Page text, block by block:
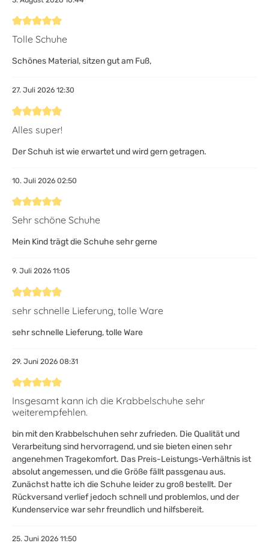
Bewertung mit 5 von 5 Sternen
Tolle Schuhe
Schönes Material, sitzen gut am Fuß,
27. Juli 2026 12:30
Bewertung mit 5 von 5 Sternen
Alles super!
Der Schuh ist wie erwartet und wird gern getragen.
10. Juli 2026 02:50
Bewertung mit 5 von 5 Sternen
Sehr schöne Schuhe
Mein Kind trägt die Schuhe sehr gerne
9. Juli 2026 11:05
Bewertung mit 5 von 5 Sternen
sehr schnelle Lieferung, tolle Ware
sehr schnelle Lieferung, tolle Ware
29. Juni 2026 08:31
Bewertung mit 5 von 5 Sternen
Insgesamt kann ich die Krabbelschuhe sehr
weiterempfehlen.
bin mit den Krabbelschuhen sehr zufrieden. Die Qualität und
Verarbeitung sind hervorragend, und sie bieten einen sehr
angenehmen Tragekomfort. Das Preis-Leistungs-Verhältnis ist
absolut angemessen, und die Größe fällt passgenau aus.
Zunächst hatte ich die Schuhe leider zu groß bestellt. Der
Rückversand verlief jedoch schnell und problemlos, und der
Kundenservice war sehr freundlich und hilfsbereit.
25. Juni 2026 11:50